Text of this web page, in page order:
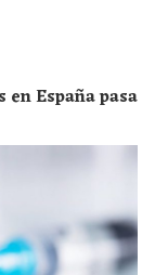
España pasa